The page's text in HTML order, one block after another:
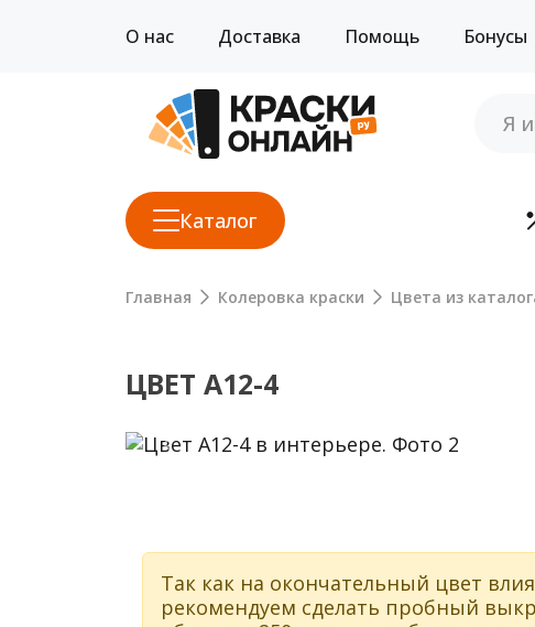
О нас Доставка Помощь Бонусы
Каталог
Главная Колеровка краски Цвета из
ЦВЕТ A12-4
Previous
Так как на окончательный цвет
рекомендуем сделать пробный